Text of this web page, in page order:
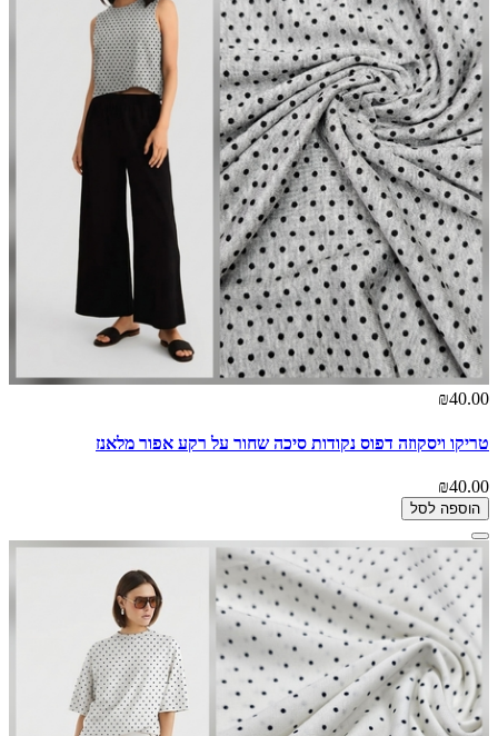
₪40.00
טריקו ויסקוזה דפוס נקודות סיכה שחור על רקע אפור מלאנז
₪40.00
הוספה לסל